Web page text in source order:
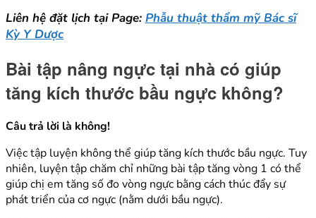
Liên hệ đặt lịch tại Page: Phẫu thuật thẩm mỹ Bác sĩ
Kỳ Y Dược
Bài tập nâng ngực tại nhà có giúp
tăng kích thước bầu ngực không?
Câu trả lời là không!
Việc tập luyện không thể giúp tăng kích thước bầu ngực. Tuy
nhiên, luyện tập chăm chỉ những bài tập tăng vòng 1 có thể
giúp chị em tăng số đo vòng ngực bằng cách thúc đẩy sự
phát triển của cơ ngực (nằm dưới bầu ngực).